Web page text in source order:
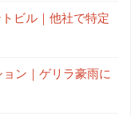
ビル｜他社で特定
ン｜ゲリラ豪雨に